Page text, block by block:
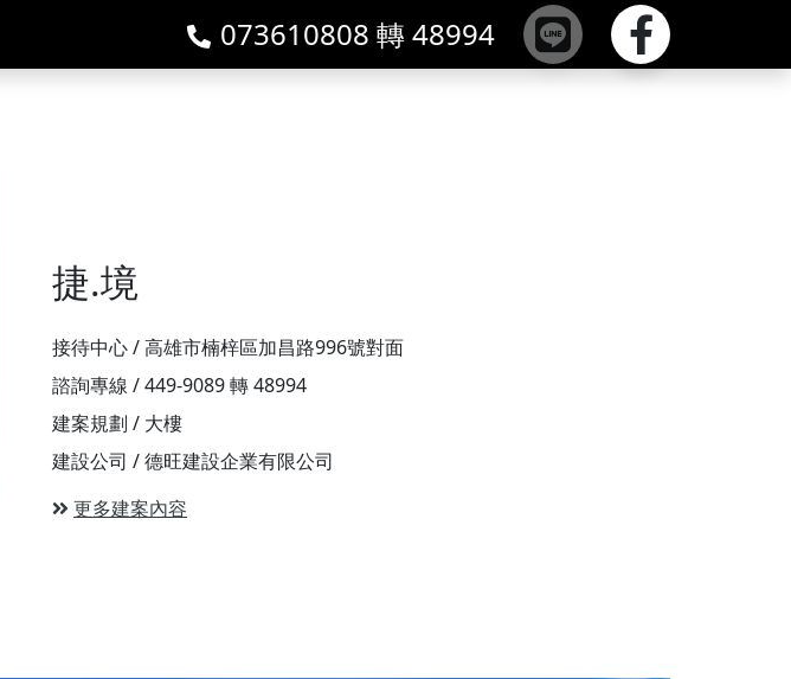
073610808 轉 48994
捷.境
接待中心 / 高雄市楠梓區加昌路996號對面
諮詢專線 / 449-9089 轉 48994
建案規劃 / 大樓
建設公司 / 德旺建設企業有限公司
更多建案內容